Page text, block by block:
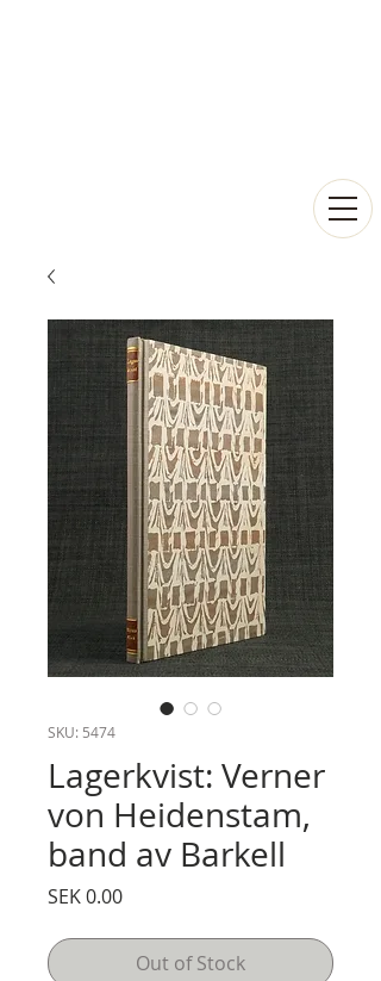
SKU: 5474
Lagerkvist: Verner
von Heidenstam,
band av Barkell
SEK 0.00Price
Out of Stock